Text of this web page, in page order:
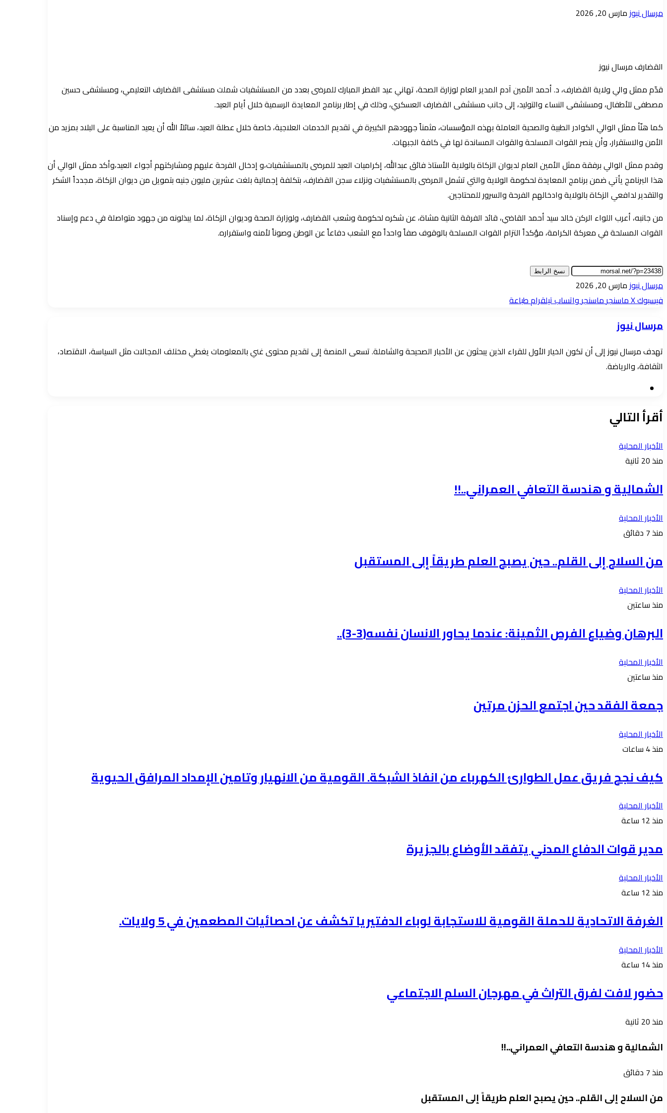
مرسال نيوزأرسل
مارس 20, 2026
القضارف مرسال نيوز
قدّم ممثل والي ولاية القضارف، د. أحمد الأمين آدم المدير العام لوزارة الصحة، تهاني عيد الفطر المبارك للمرضى بعدد من المستشفيات شملت مستشفى القضارف التعليمي، ومستشفى حسين
مصطفى للأطفال، ومستشفى النساء والتوليد، إلى جانب مستشفى القضارف العسكري، وذلك في إطار برنامج المعايدة الرسمية خلال أيام العيد.
كما هنّأ ممثل الوالي الكوادر الطبية والصحية العاملة بهذه المؤسسات، مثمناً جهودهم الكبيرة في تقديم الخدمات العلاجية، خاصة خلال عطلة العيد، سائلاً الله أن يعيد المناسبة على البلاد بمزيد من
الأمن والاستقرار، وأن ينصر القوات المسلحة والقوات المساندة لها في كافة الجبهات.
وقدم ممثل الوالي برفقة ممثل الأمين العام لديوان الزكاة بالولاية الأستاذ فائق عبدالله، إكراميات العيد للمرضى بالمستشفيات،و إدخال الفرحة عليهم ومشاركتهم أجواء العيد،وأكد ممثل الوالي أن
هذا البرنامج يأتي ضمن برنامج المعايدة لحكومة الولاية والتي تشمل المرضى بالمستشفيات ونزلاء سجن القضارف، بتكلفة إجمالية بلغت عشرين مليون جنيه بتمويل من ديوان الزكاة، مجدداً الشكر
والتقدير لدافعي الزكاة بالولاية وادخالهم الفرحة والسرور للمحتاجين.
من جانبه، أعرب اللواء الركن خالد سيد أحمد القاضي، قائد الفرقة الثانية مشاة، عن شكره لحكومة وشعب القضارف، ولوزارة الصحة وديوان الزكاة، لما يبذلونه من جهود متواصلة في دعم وإسناد
القوات المسلحة في معركة الكرامة، مؤكداً التزام القوات المسلحة بالوقوف صفاً واحداً مع الشعب دفاعاً عن الوطن وصوناً لأمنه واستقراره.
نسخ الرابط
مرسال نيوزأرسل
بريدا
مارس 20, 2026
فيسبوك‫Xماسنجرماسنجرواتسابتيلقرامطباعة
مرسال نيوز
تهدف مرسال نيوز إلى أن تكون الخيار الأول للقراء الذين يبحثون عن الأخبار الصحيحة والشاملة. تسعى المنصة إلى تقديم محتوى غني بالمعلومات يغطي مختلف المجالات مثل السياسة، الاقتصاد،
الثقافة، والرياضة.
أقرأ التالي
الأخبار المحلية
منذ 20 ثانية
الشمالية و هندسة التعافي العمراني..!!
الأخبار المحلية
منذ 7 دقائق
من السلاح إلى القلم.. حين يصبح العلم طريقاً إلى المستقبل
الأخبار المحلية
منذ ساعتين
البرهان وضياع الفرص الثمينة: عندما يحاور الانسان نفسه(3-3)..
الأخبار المحلية
منذ ساعتين
جمعة الفقد حين اجتمع الحزن مرتين
الأخبار المحلية
منذ 4 ساعات
كيف نجح فريق عمل الطوارئ الكهرباء من انفاذ الشبكة. القومية من الانهيار وتامين الإمداد المرافق الحيوية
الأخبار المحلية
منذ 12 ساعة
مدير قوات الدفاع المدني يتفقد الأوضاع بالجزيرة
الأخبار المحلية
منذ 12 ساعة
الغرفة الاتحادية للحملة القومية للاستجابة لوباء الدفتيريا تكشف عن احصائيات المطعمين في 5 ولايات.
الأخبار المحلية
منذ 14 ساعة
حضور لافت لفرق التراث في مهرجان السلم الاجتماعي
منذ 20 ثانية
الشمالية و هندسة التعافي العمراني..!!
منذ 7 دقائق
من السلاح إلى القلم.. حين يصبح العلم طريقاً إلى المستقبل